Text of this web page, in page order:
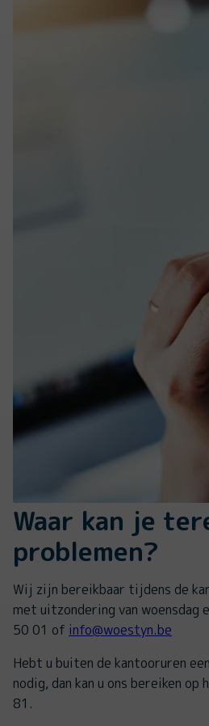
Waar kan je
problemen?
Wij zijn bereikbaar tijdens de
met uitzondering van woensdag
50 01 of info@woestyn.be
Hebt u buiten de kantooruren een
nodig, dan kan u ons bereiken
81.